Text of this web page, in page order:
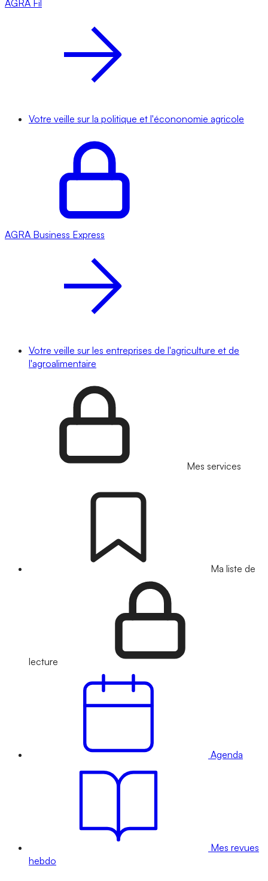
AGRA Fil
Votre veille sur la politique et l'écononomie agricole
AGRA Business Express
Votre veille sur les entreprises de l'agriculture et de
l'agroalimentaire
Mes services
Ma liste de
lecture
Agenda
Mes revues
hebdo